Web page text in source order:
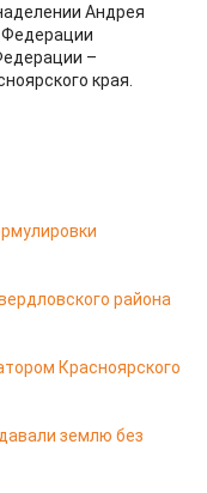
Андрея
–
края.
района
Красноярского
землю без